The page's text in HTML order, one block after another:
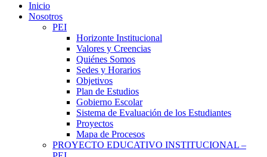
Inicio
Nosotros
PEI
Horizonte Institucional
Valores y Creencias
Quiénes Somos
Sedes y Horarios
Objetivos
Plan de Estudios
Gobierno Escolar
Sistema de Evaluación de los Estudiantes
Proyectos
Mapa de Procesos
PROYECTO EDUCATIVO INSTITUCIONAL –